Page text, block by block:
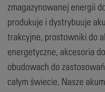
zmagazynowanej energii
produkuje i dystrybuuje
trakcyjne, prostowniki do
energetyczne, akcesoria
obudowach do
całym świecie. Nasze